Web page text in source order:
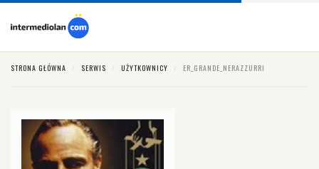
STRONA GŁÓWNA SERWIS UŻYTKOWNICY ER_GRANDE_NERAZZURRI